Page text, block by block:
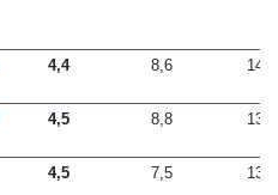
4,4 8,6 14,5
4,5 8,8 13,9
4,5 7,5 13,1